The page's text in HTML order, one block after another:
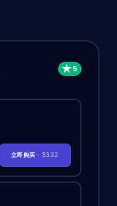
立即购买- $3.32